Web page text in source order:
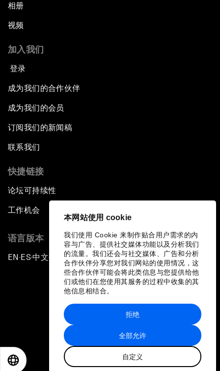
本网站使用 cookie
我们使用 Cookie 来制作贴合用户需求的内
容与广告、提供社交媒体功能以及分析我们
的流量。我们还会与社交媒体、广告和分析
合作伙伴分享您对我们网站的使用情况，这
些合作伙伴可能会将此类信息与您提供给他
们或他们在您使用其服务的过程中收集的其
他信息相结合。
全部允许
自定义
拒绝
相册
视频
加入我们
登录
成为我们的合作伙伴
成为我们的会员
订阅我们的新闻稿
联系我们
快捷链接
论坛可持续性
工作机会
语言版本
EN ▪ES▪中文▪ 日本語
站点地图
世界经济论坛